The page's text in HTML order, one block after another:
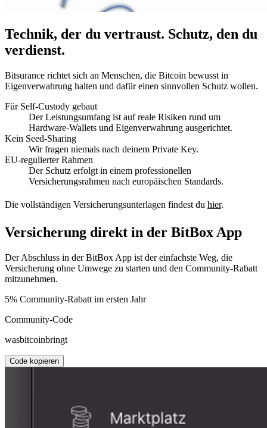
Technik, der du vertraust. Schutz, den du
verdienst.
Bitsurance richtet sich an Menschen, die Bitcoin bewusst in
Eigenverwahrung halten und dafür einen sinnvollen Schutz wollen.
Für Self-Custody gebaut
Der Leistungsumfang ist auf reale Risiken rund um
Hardware-Wallets und Eigenverwahrung ausgerichtet.
Kein Seed-Sharing
Wir fragen niemals nach deinem Private Key.
EU-regulierter Rahmen
Der Schutz erfolgt in einem professionellen
Versicherungsrahmen nach europäischen Standards.
Die vollständigen Versicherungsunterlagen findest du hier.
Versicherung direkt in der BitBox App
Der Abschluss in der BitBox App ist der einfachste Weg, die
Versicherung ohne Umwege zu starten und den Community-Rabatt
mitzunehmen.
5% Community-Rabatt im ersten Jahr
Community-Code
wasbitcoinbringt
Code kopieren